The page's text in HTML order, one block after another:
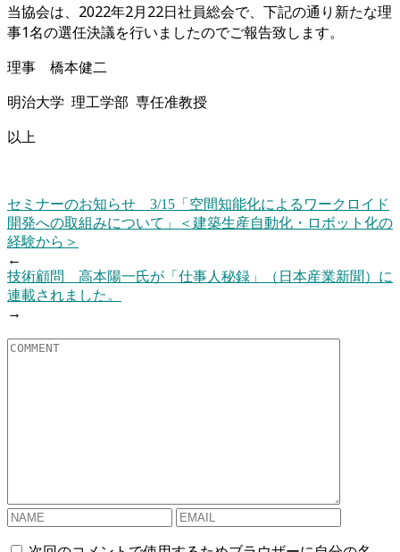
当協会は、2022年2月22日社員総会で、下記の通り新たな理
事1名の選任決議を行いましたのでご報告致します。
理事 橋本健二
明治大学 理工学部 専任准教授
以上
セミナーのお知らせ 3/15「空間知能化によるワークロイド
開発への取組みについて」＜建築生産自動化・ロボット化の
経験から＞
←
技術顧問 高本陽一氏が「仕事人秘録」（日本産業新聞）に
連載されました。
→